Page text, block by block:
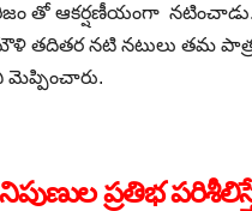
తో ఆకర్షణీయంగా నటించాడు.
తదితర నటి నటులు తమ
మెప్పించారు.
ప్రతిభ